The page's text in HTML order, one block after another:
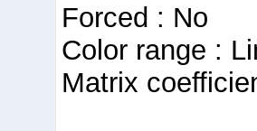
Forced : No
Color range :
Matrix